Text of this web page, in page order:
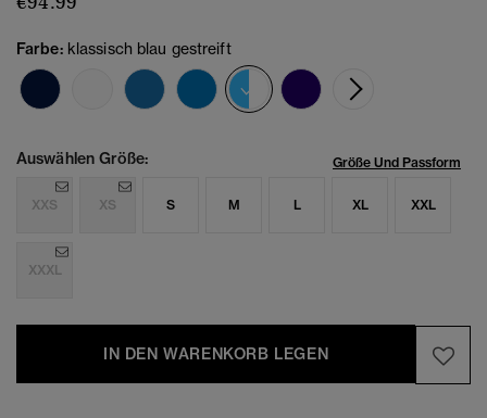
Farbe: klassisch blau gestreift
Ausgewählt
Auswählen Größe: Größe Und Passform
XXS XS S M L XL XXL
XXXL
IN DEN WARENKORB LEGEN